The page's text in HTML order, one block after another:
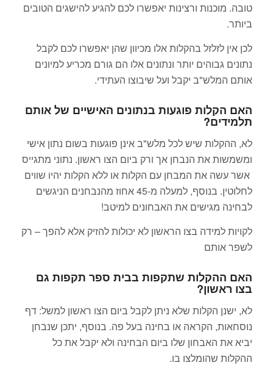
טובה. מוכנות ורצינות יאפשרו לכם להגיע להישגים הטובים
ביותר.
לכן אין לזלזל בהקלות אלו מכיוון שהן יאפשרו לכם לקבל
נתונים גבוהים יותר ונתונים אלו הם גורם מכריע למיונים
אותם המלש"ב יקבל ועל שיבוצו העתידי.
האם הקלות פוגעות בנתונים האישיים של אותם
תלמידים?
לא, ההקלות שיש לכל מלש"ב אינן פוגעות בשום נתון אישי
ומשמשות את הנבחן אך ורק ביום הצו ראשון. נתוני מתגייס
אשר עשה את המבחן עם הקלות או ללא הקלות יהיו שווים
לחלוטין. בנוסף, למעלה מ-45 אחוז מהנבחנים הניגשים
לבחינה מגישים את האבחונים למיטב!
לקויות למידה בצו הראשון לא יכולות להזיק אלא להפך – רק
לשפר אותם
האם ההקלות שתקפות בבית ספר תקפות גם
בצו ראשון?
לא, ישנן הקלות שלא ניתן לקבל ביום הצו ראשון למשל: דף
נוסחאות, הקראה או בחינה בעל פה. בנוסף, יתכן שנבחן
יביא את האבחון שלו ביום הבחינה ולא יקבל את כל
ההקלות שהומלצו בו.